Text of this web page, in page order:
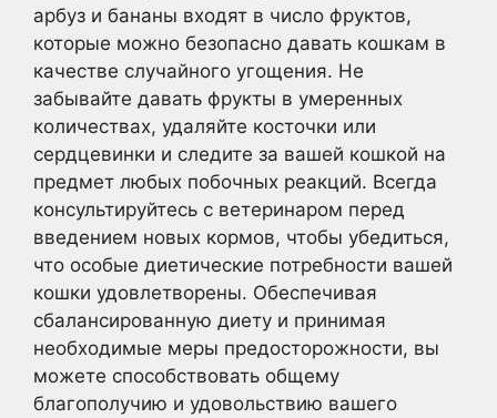
арбуз и бананы входят в число фруктов,
которые можно безопасно давать кошкам в
качестве случайного угощения. Не
забывайте давать фрукты в умеренных
количествах, удаляйте косточки или
сердцевинки и следите за вашей кошкой на
предмет любых побочных реакций. Всегда
консультируйтесь с ветеринаром перед
введением новых кормов, чтобы убедиться,
что особые диетические потребности вашей
кошки удовлетворены. Обеспечивая
сбалансированную диету и принимая
необходимые меры предосторожности, вы
можете способствовать общему
благополучию и удовольствию вашего